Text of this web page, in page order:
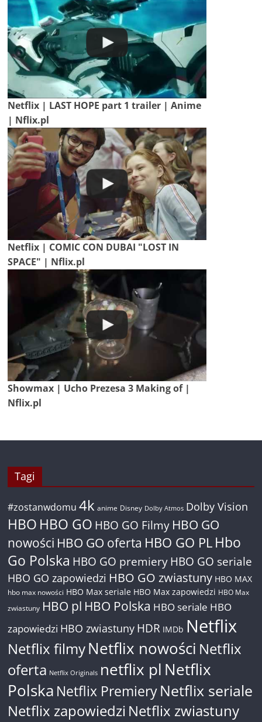
Netflix | LAST HOPE part 1 trailer | Anime
| Nflix.pl
Netflix | COMIC CON DUBAI "LOST IN
SPACE" | Nflix.pl
Showmax | Ucho Prezesa 3 Making of |
Nflix.pl
Tagi
#zostanwdomu 4k anime Disney Dolby Atmos Dolby Vision
HBO HBO GO HBO GO Filmy HBO GO
nowości HBO GO oferta HBO GO PL Hbo
Go Polska HBO GO premiery HBO GO seriale
HBO GO zapowiedzi HBO GO zwiastuny HBO MAX
hbo max nowości HBO Max seriale HBO Max zapowiedzi HBO Max
zwiastuny HBO pl HBO Polska HBO seriale HBO
zapowiedzi HBO zwiastuny HDR IMDb Netflix
Netflix filmyNetflix nowości Netflix
oferta Netflix Originals netflix pl Netflix
Polska Netflix PremieryNetflix seriale
Netflix zapowiedzi Netflix zwiastuny